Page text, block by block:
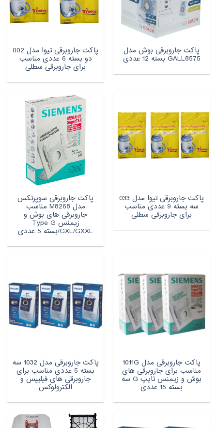
پاکت جاروبرقی بوش مدل
GALL8575 بسته 12 عددی
پاکت جاروبرقی تیوا مدل 002
دو بسته 6 عددی مناسب
برای جاروبرقی سطلی
پاکت جاروبرقی تیوا مدل 033
سه بسته 9 عددی مناسب
برای جاروبرقی سطلی
پاکت جاروبرقی سوپرتکس
مدل M8268 مناسب
جاروبرقی های بوش و
زیمنس Type G
/GXL/GXXLبسته 5 عددی
پاکت جاروبرقی مدل 1011G
مناسب برای جاروبرقی های
بوش و زیمنس تایپ G سه
بسته 15 عددی
پاکت جاروبرقی مدل 1032 سه
بسته 5 عددی مناسب برای
جاروبرقی های فیلیپس و
الکترولوکس